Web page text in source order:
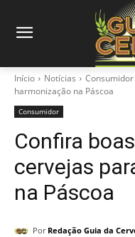
Início Notícias Consumidor
harmonização na Páscoa
Consumidor
Confira
cervejas
na Páscoa
Por Redação Guia da